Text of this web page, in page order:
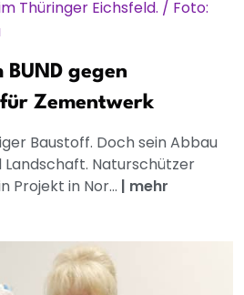
gegen
Zementwerk
Baustoff. Doch sein Abbau
Naturschützer
Projekt in Nor... | mehr